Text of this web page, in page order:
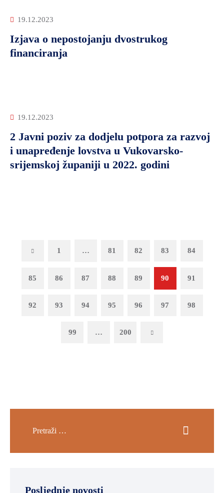
19.12.2023
Izjava o nepostojanju dvostrukog
financiranja
19.12.2023
2 Javni poziv za dodjelu potpora za razvoj
i unapređenje lovstva u Vukovarsko-
srijemskoj županiji u 2022. godini
Previous1 … 81 82 83 84
85 86 87 88 89 90 91
92 93 94 95 96 97 98
99 … 200 Next
Posljednje novosti